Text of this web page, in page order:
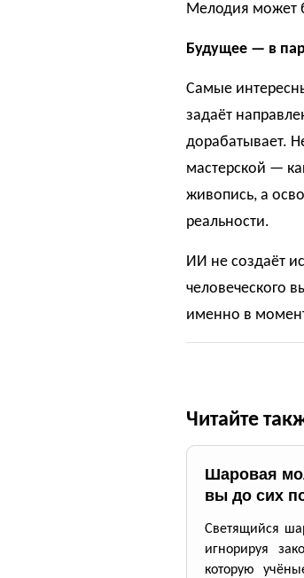
Мелодия может
Будущее — в
Самые
задаёт
дорабатывает.
мастерской —
живопись, а
реальности.
ИИ не создаёт
человеческого
именно в
Читайте
Шаровая
вы до сих
Светящийся
игнорируя
которую